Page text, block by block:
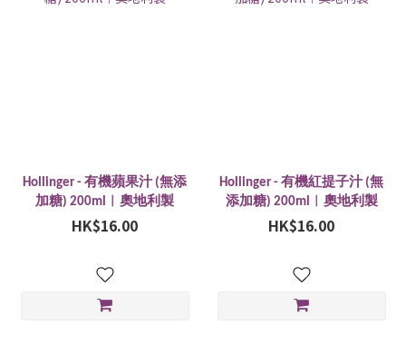
Hollinger - 有機蘋果汁 (無添
加糖) 200ml︱奧地利製
HK$16.00
Hollinger - 有機紅提子汁 (無
添加糖) 200ml︱奧地利製
HK$16.00